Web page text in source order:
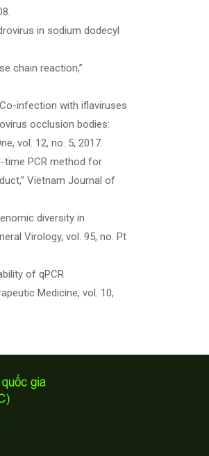
in sodium dodecyl
chain reaction,”
infection with iflaviruses
occlusion bodies:
vol. 12, no. 5, 2017.
time PCR method for
Vietnam Journal of
diversity in
Virology, vol. 95, no. Pt
of qPCR
Medicine, vol. 10,